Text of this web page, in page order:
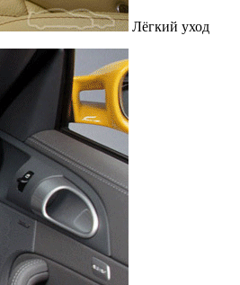
Лёгкий уход